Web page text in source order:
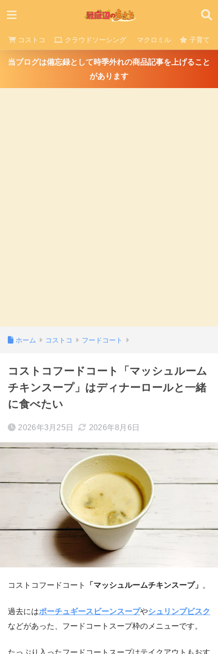
コストコ クラウドソーシング マクロミル 子育て
当ブログは備忘録として時季外れの商品記事を上げること
があります
ホーム コストコ フードコート
コストコフードコート「マッシュルーム
チキンスープ」はディナーロールと一緒
に食べたい
2026年3月25日 2026年8月6日
コストコフードコート 「マッシュルームチキンスープ」 。
過去にはポーチュギースビーンスープやシュリンプビスク
などがあった、フードコートスープ枠のメニューです。
たっぷり入ったフードコートスープはテイクアウトもおす